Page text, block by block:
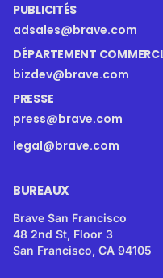
PUBLICITÉS
adsales@brave.com
DÉPARTEMENT
bizdev@brave.com
PRESSE
press@brave.com
legal@brave.com
BUREAUX
Brave San Francisco
48 2nd St, Floor 3
San Francisco, CA 94105